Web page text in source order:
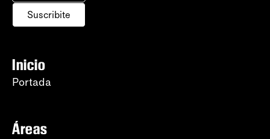
Suscribite
Inicio
Portada
Áreas